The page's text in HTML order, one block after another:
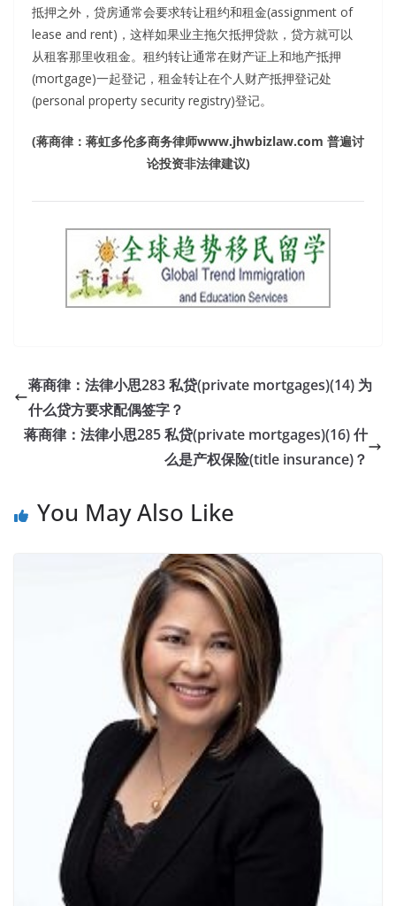
抵押之外，贷房通常会要求转让租约和租金(assignment of
lease and rent)，这样如果业主拖欠抵押贷款，贷方就可以
从租客那里收租金。租约转让通常在财产证上和地产抵押
(mortgage)一起登记，租金转让在个人财产抵押登记处
(personal property security registry)登记。
(蒋商律：蒋虹多伦多商务律师www.jhwbizlaw.com 普遍讨
论投资非法律建议)
蒋商律：法律小思283 私贷(private mortgages)(14) 为
什么贷方要求配偶签字？
蒋商律：法律小思285 私贷(private mortgages)(16) 什
么是产权保险(title insurance)？
You May Also Like